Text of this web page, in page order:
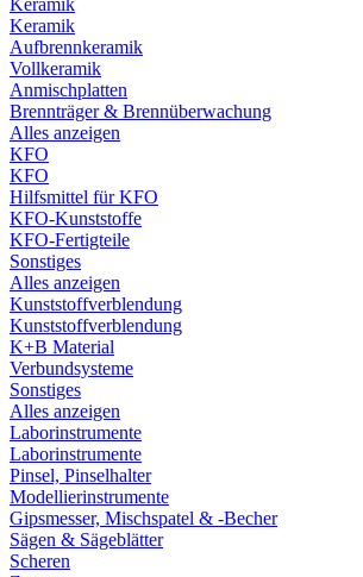
Keramik
Keramik
Aufbrennkeramik
Vollkeramik
Anmischplatten
Brennträger & Brennüberwachung
Alles anzeigen
KFO
KFO
Hilfsmittel für KFO
KFO-Kunststoffe
KFO-Fertigteile
Sonstiges
Alles anzeigen
Kunststoffverblendung
Kunststoffverblendung
K+B Material
Verbundsysteme
Sonstiges
Alles anzeigen
Laborinstrumente
Laborinstrumente
Pinsel, Pinselhalter
Modellierinstrumente
Gipsmesser, Mischspatel & -Becher
Sägen & Sägeblätter
Scheren